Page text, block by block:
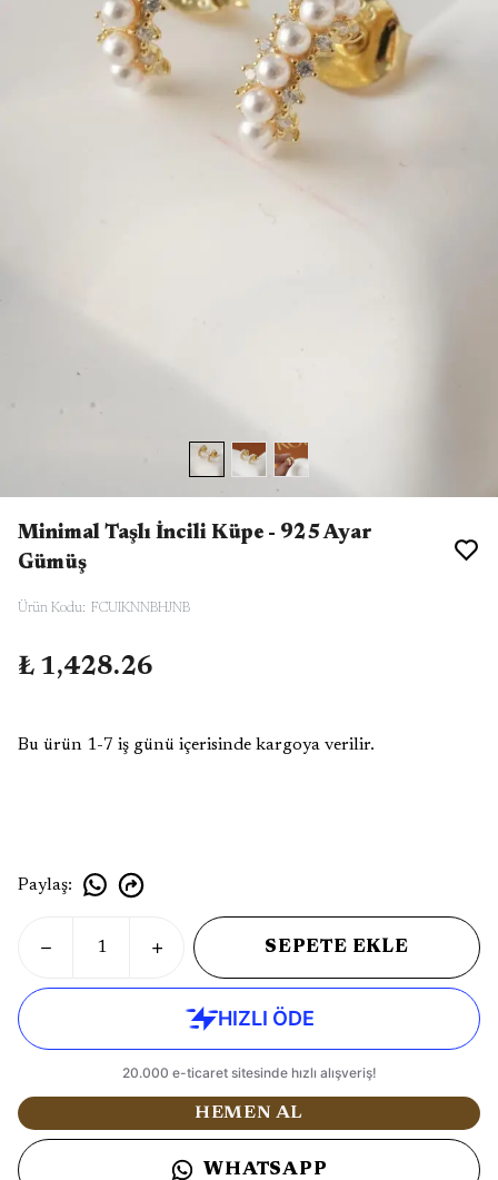
Minimal Taşlı İncili Küpe - 925 Ayar
Gümüş
Ürün Kodu: FCUIKNNBHJNB
₺ 1,428.26
Bu ürün 1-7 iş günü içerisinde kargoya verilir.
Paylaş:
SEPETE EKLE
HEMEN AL
WHATSAPP